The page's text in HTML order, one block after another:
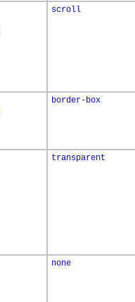
scroll
border-box
transparent
none